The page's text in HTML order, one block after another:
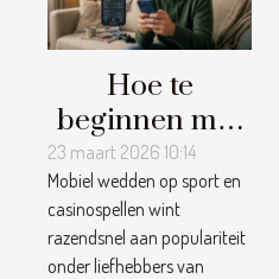
Hoe te
beginnen met
mobiel
wedden op
sport en
casinospellen?
23 maart 2026 10:14
Mobiel wedden op sport en
casinospellen wint
razendsnel aan populariteit
onder liefhebbers van